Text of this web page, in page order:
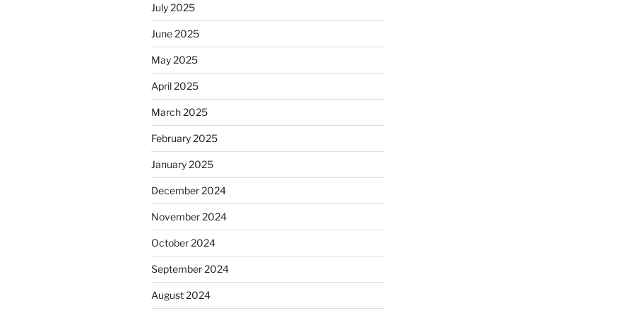
July 2025
June 2025
May 2025
April 2025
March 2025
February 2025
January 2025
December 2024
November 2024
October 2024
September 2024
August 2024